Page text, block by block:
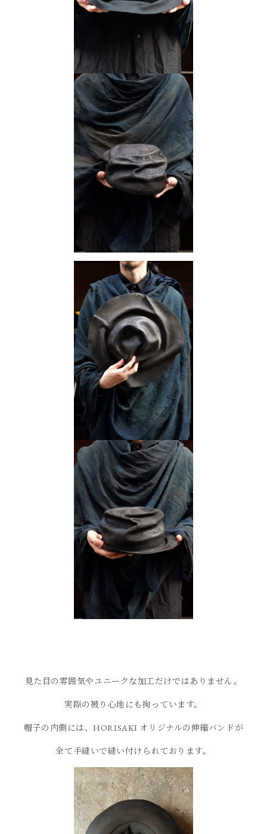
見た目の雰囲気やユニークな加工だけではありません。
実際の被り心地にも拘っています。
帽子の内側には、HORISAKI オリジナルの伸縮バンドが
全て手縫いで縫い付けられております。